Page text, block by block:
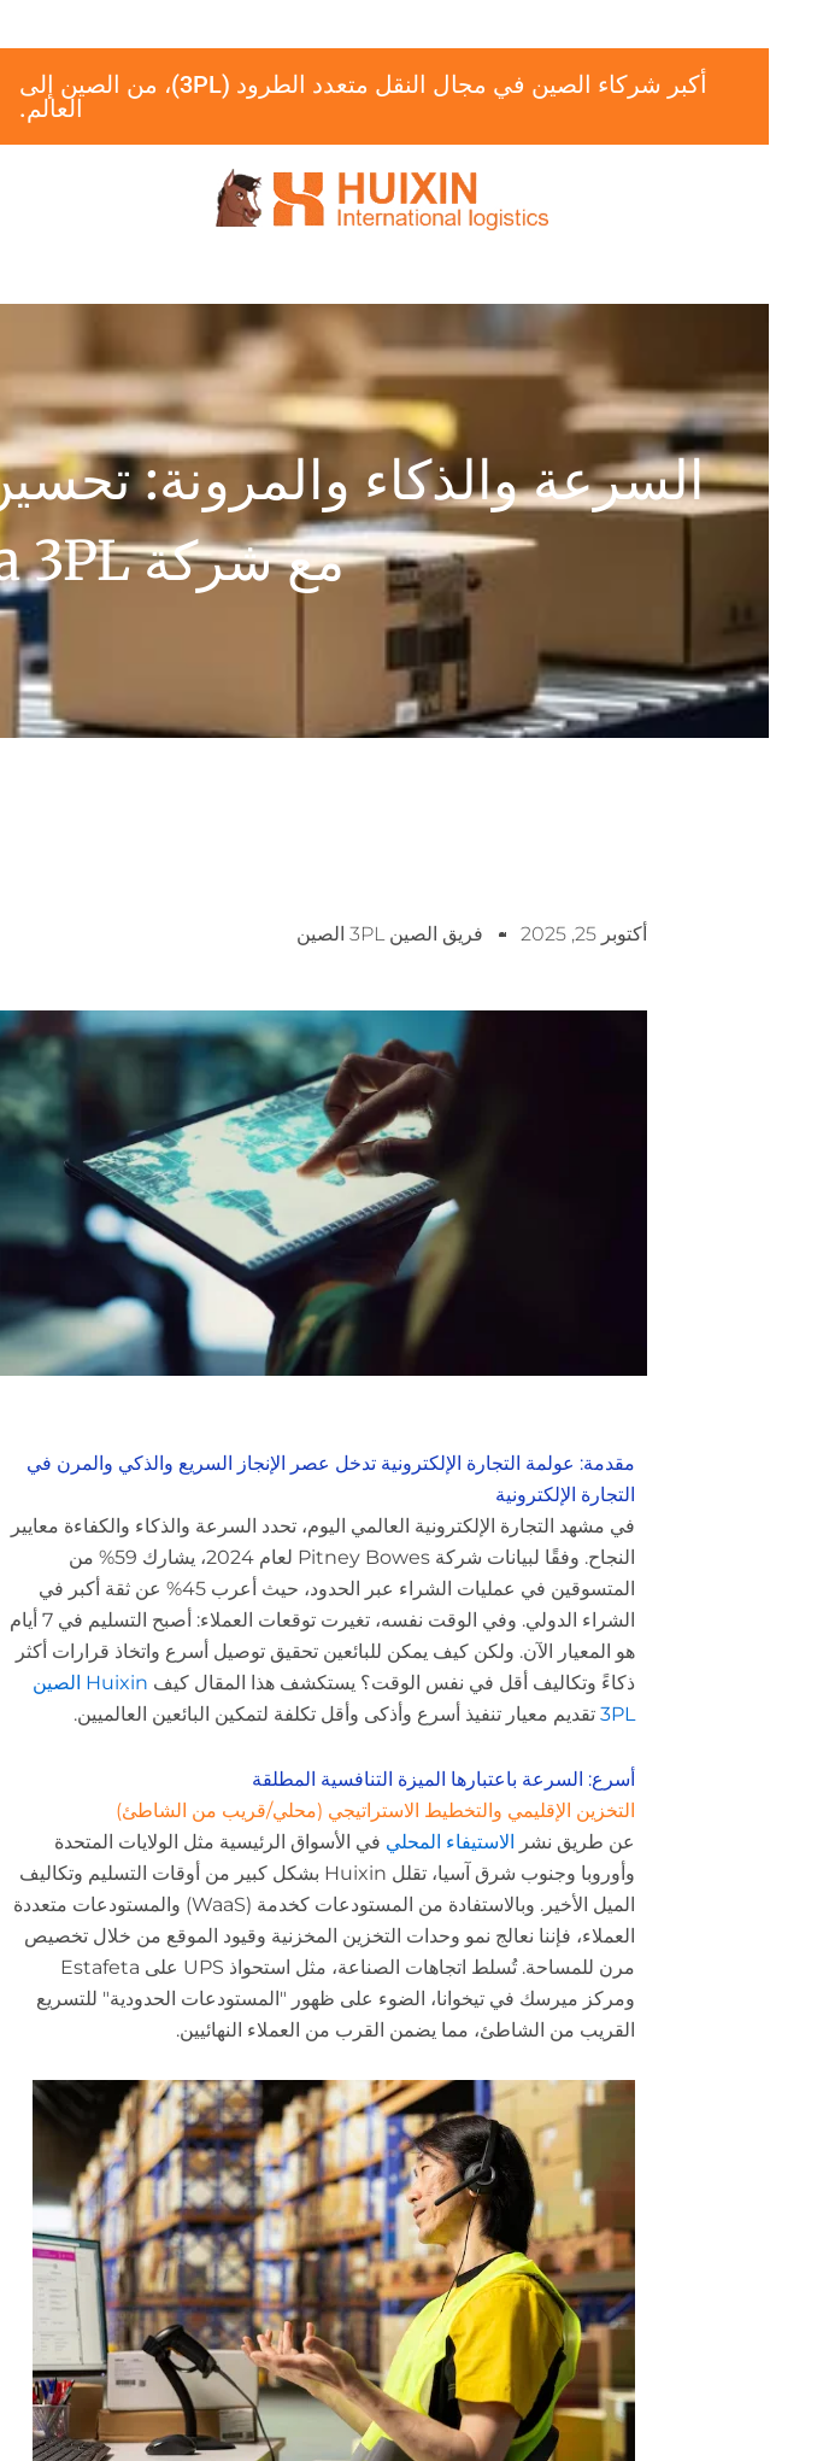
أكبر شركاء الصين في مجال النقل متعدد الطرود (3PL)، من الصين إلى
العالم.
السرعة والذكاء والمرونة:
مع شركة Huixin China 3PL
أكتوبر 25, 2025 فريق الصين 3PL الصين
مقدمة: عولمة التجارة الإلكترونية تدخل عصر الإنجاز السريع والذكي والمرن في
التجارة الإلكترونية
في مشهد التجارة الإلكترونية العالمي اليوم، تحدد السرعة والذكاء والكفاءة معايير
النجاح. وفقًا لبيانات شركة Pitney Bowes لعام 2024، يشارك 59% من
المتسوقين في عمليات الشراء عبر الحدود، حيث أعرب 45% عن ثقة أكبر في
الشراء الدولي. وفي الوقت نفسه، تغيرت توقعات العملاء: أصبح التسليم في 7 أيام
هو المعيار الآن. ولكن كيف يمكن للبائعين تحقيق توصيل أسرع واتخاذ قرارات أكثر
ذكاءً وتكاليف أقل في نفس الوقت؟ يستكشف هذا المقال كيف
Huixin الصين
3PLتقديم معيار تنفيذ أسرع وأذكى وأقل تكلفة لتمكين البائعين العالميين.
أسرع: السرعة باعتبارها الميزة التنافسية المطلقة
التخزين الإقليمي والتخطيط الاستراتيجي (محلي/قريب من الشاطئ)
عن طريق نشر الاستيفاء المحلي في الأسواق الرئيسية مثل الولايات المتحدة
وأوروبا وجنوب شرق آسيا، تقلل Huixin بشكل كبير من أوقات التسليم وتكاليف
الميل الأخير. وبالاستفادة من المستودعات كخدمة (WaaS) والمستودعات متعددة
العملاء، فإننا نعالج نمو وحدات التخزين المخزنية وقيود الموقع من خلال تخصيص
مرن للمساحة. تُسلط اتجاهات الصناعة، مثل استحواذ UPS على Estafeta
ومركز ميرسك في تيخوانا، الضوء على ظهور "المستودعات الحدودية" للتسريع
القريب من الشاطئ، مما يضمن القرب من العملاء النهائيين.